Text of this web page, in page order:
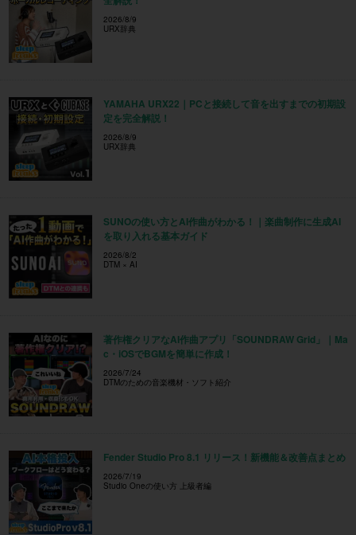
2026/8/9
URX辞典
YAMAHA URX22｜PCと接続して音を出すまでの初期設
定を完全解説！
2026/8/9
URX辞典
SUNOの使い方とAI作曲がわかる！｜楽曲制作に生成AI
を取り入れる基本ガイド
2026/8/2
DTM × AI
著作権クリアなAI作曲アプリ「SOUNDRAW Grid」｜Ma
c・iOSでBGMを簡単に作成！
2026/7/24
DTMのための音楽機材・ソフト紹介
Fender Studio Pro 8.1 リリース！新機能＆改善点まとめ
2026/7/19
Studio Oneの使い方 上級者編